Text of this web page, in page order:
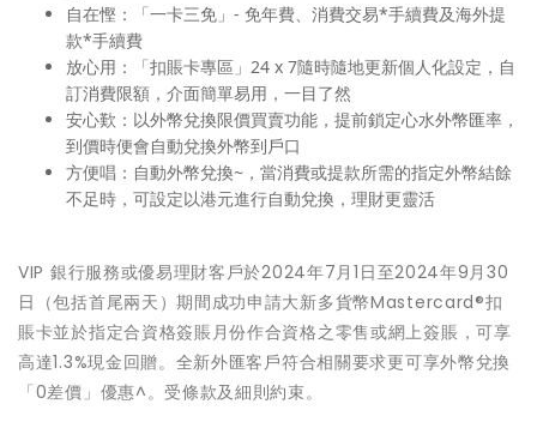
自在慳：「一卡三免」- 免年費、消費交易*手續費及海外提
款*手續費
放心用：「扣賬卡專區」24 x 7隨時隨地更新個人化設定，自
訂消費限額，介面簡單易用，一目了然
安心歎：以外幣兌換限價買賣功能，提前鎖定心水外幣匯率，
到價時便會自動兌換外幣到戶口
方便唱：自動外幣兌換~，當消費或提款所需的指定外幣結餘
不足時，可設定以港元進行自動兌換，理財更靈活
VIP 銀行服務或優易理財客戶於2024年7月1日至2024年9月30
日（包括首尾兩天）期間成功申請大新多貨幣Mastercard®扣
賬卡並於指定合資格簽賬月份作合資格之零售或網上簽賬，可享
高達1.3%現金回贈。全新外匯客戶符合相關要求更可享外幣兌換
「0差價」優惠^。受條款及細則約束。